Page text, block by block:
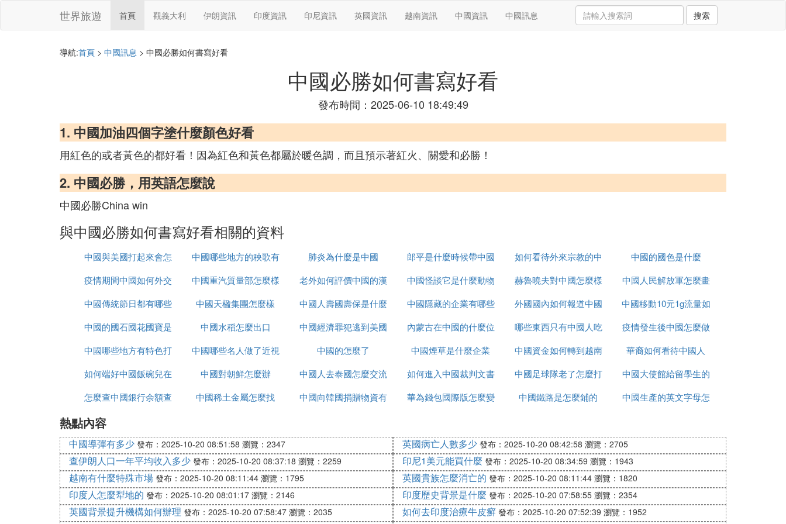
世界旅遊 首頁 觀義大利 伊朗資訊 印度資訊 印尼資訊 英國資訊 越南資訊 中國資訊 中國訊息 搜索
導航:首頁 > 中國訊息 > 中國必勝如何書寫好看
中國必勝如何書寫好看
發布時間：2025-06-10 18:49:49
1. 中國加油四個字塗什麼顏色好看
用紅色的或者黃色的都好看！因為紅色和黃色都屬於暖色調，而且預示著紅火、關愛和必勝！
2. 中國必勝，用英語怎麼說
中國必勝China win
與中國必勝如何書寫好看相關的資料
中國與美國打起來會怎
麼樣
中國哪些地方的秧歌有
名
肺炎為什麼是中國
郎平是什麼時候帶中國
女排的
如何看待外來宗教的中
國化
中國的國色是什麼
疫情期間中國如何外交
中國重汽質量部怎麼樣
老外如何評價中國的漢
服
中國怪談它是什麼動物 赫魯曉夫對中國怎麼樣
中國人民解放軍怎麼畫
的
中國傳統節日都有哪些 中國天楹集團怎麼樣 中國人壽國壽保是什麼 中國隱藏的企業有哪些
外國國內如何報道中國
疫情
中國移動10元1g流量如
何取消
中國的國石國花國寶是
什麼
中國水稻怎麼出口
中國經濟罪犯逃到美國
怎麼辦
內蒙古在中國的什麼位
置
哪些東西只有中國人吃
疫情發生後中國怎麼做
的
中國哪些地方有特色打
鼓
中國哪些名人做了近視
手術
中國的怎麼了 中國煙草是什麼企業
中國資金如何轉到越南
炒股
華裔如何看待中國人
如何端好中國飯碗兒在
線播放
中國對朝鮮怎麼辦 中國人去泰國怎麼交流
如何進入中國裁判文書
網官網
中國足球隊老了怎麼打
亞洲杯
中國大使館給留學生的
健康包有什麼
怎麼查中國銀行余額查
中國稀土金屬怎麼找
中國向韓國捐贈物資有
華為錢包國際版怎麼變
中國鐵路是怎麼鋪的
中國生產的英文字母怎
熱點內容
中國導彈有多少 發布：2025-10-20 08:51:58 瀏覽：2347 英國病亡人數多少 發布：2025-10-20 08:42:58 瀏覽：2705
查伊朗人口一年平均收入多少 發布：2025-10-20 08:37:18 瀏覽：2259 印尼1美元能買什麼 發布：2025-10-20 08:34:59 瀏覽：1943
越南有什麼特殊市場 發布：2025-10-20 08:11:44 瀏覽：1795 英國貴族怎麼消亡的 發布：2025-10-20 08:11:44 瀏覽：1820
印度人怎麼犁地的 發布：2025-10-20 08:01:17 瀏覽：2146 印度歷史背景是什麼 發布：2025-10-20 07:58:55 瀏覽：2354
英國背景提升機構如何辦理 發布：2025-10-20 07:58:47 瀏覽：2035 如何去印度治療牛皮癬 發布：2025-10-20 07:52:39 瀏覽：1952